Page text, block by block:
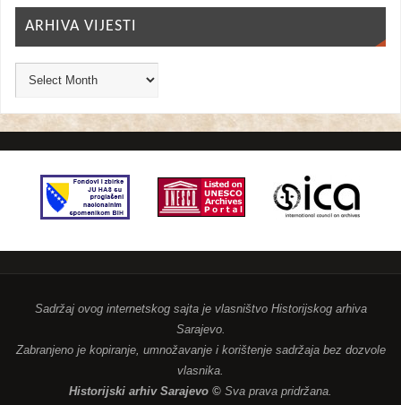
ARHIVA VIJESTI
Sadržaj ovog internetskog sajta je vlasništvo Historijskog arhiva
Sarajevo.
Zabranjeno je kopiranje, umnožavanje i korištenje sadržaja bez dozvole
vlasnika.
Historijski arhiv Sarajevo © Sva prava pridržana.